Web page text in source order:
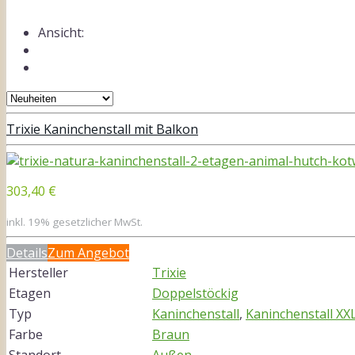
Ansicht:
Trixie Kaninchenstall mit Balkon
303,40 €
inkl. 19% gesetzlicher MwSt.
DetailsZum Angebot
Hersteller
Trixie
Etagen
Doppelstöckig
Typ
Kaninchenstall, Kaninchenstall
Farbe
Braun